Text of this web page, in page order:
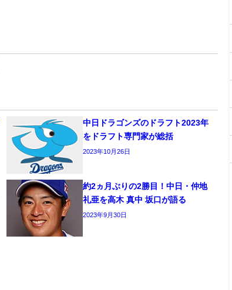
中日ドラゴンズのドラフト2023年
をドラフト専門家が総括
2023年10月26日
約2ヵ月ぶりの2勝目！中日・仲地
礼亜を高木 真中 坂口が語る
2023年9月30日